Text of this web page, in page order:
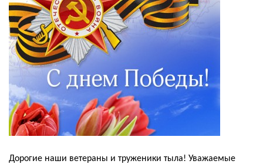
Дорогие наши ветераны и труженики тыла! Уважаемые